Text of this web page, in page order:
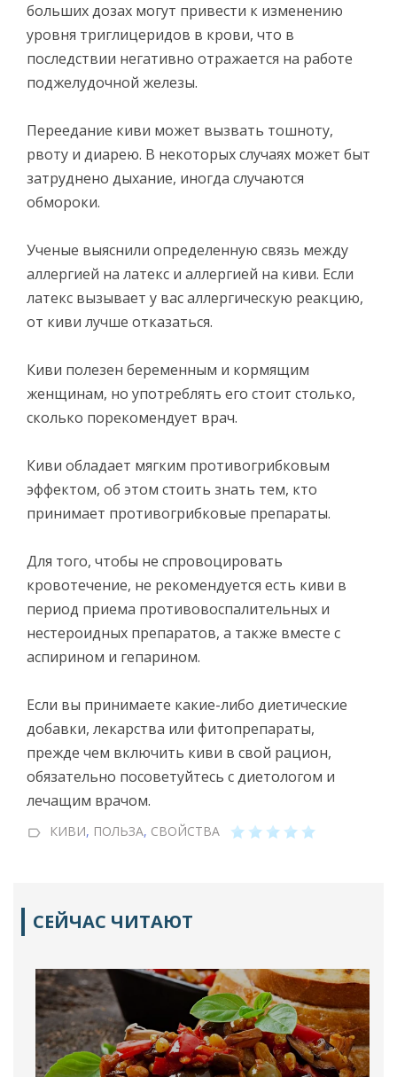
больших дозах могут привести к изменению
уровня триглицеридов в крови, что в
последствии негативно отражается на работе
поджелудочной железы.
Переедание киви может вызвать тошноту,
рвоту и диарею. В некоторых случаях может быт
затруднено дыхание, иногда случаются
обмороки.
Ученые выяснили определенную связь между
аллергией на латекс и аллергией на киви. Если
латекс вызывает у вас аллергическую реакцию,
от киви лучше отказаться.
Киви полезен беременным и кормящим
женщинам, но употреблять его стоит столько,
сколько порекомендует врач.
Киви обладает мягким противогрибковым
эффектом, об этом стоить знать тем, кто
принимает противогрибковые препараты.
Для того, чтобы не спровоцировать
кровотечение, не рекомендуется есть киви в
период приема противовоспалительных и
нестероидных препаратов, а также вместе с
аспирином и гепарином.
Если вы принимаете какие-либо диетические
добавки, лекарства или фитопрепараты,
прежде чем включить киви в свой рацион,
обязательно посоветуйтесь с диетологом и
лечащим врачом.
КИВИ, ПОЛЬЗА, СВОЙСТВА
СЕЙЧАС ЧИТАЮТ